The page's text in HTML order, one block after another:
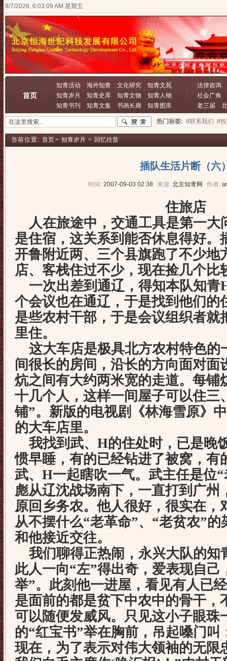
8/7/2026, 6:03:10 AM 星期五
首页
知青活动 海外知青 文化研究
知青文苑
知青岁月
知青史库 知青文物
知青人物
知青书刊
知青文集 书画长廊 知青图库
法律咨询
社会广角
老三届
热门标签: #联系我们 #
当前位置: 首页> 知青岁月 > 回忆往昔
插队生活片断（六
时间: 2007-09-03 02:38 来源: 北京知青网 作者:
住旅店
人在旅途中，交通工具是第一大
是住宿，这关系到能否休息得好。
开鲁附近两、三个县旗跑了不少地
店、客栈住过不少，现在捡几个比
一次出差到通辽，得知本队知青
个会议也在通辽，于是找到他们的
是些农村干部，于是会议组织者就
里住。
这大车店是极具北方农村特色的
间很长的房间，沿长的方向面对面
炕之间有大约两米宽的走道。每铺
十几个人，这样一间屋子可以住三
铺”。新版的电视剧《林海雪原》
的大车店里。
我找到武、H的住处时，已是晚
惯早睡，有的已经钻进了被窝，有
武、H一起瞎吹一气。武主任是位
彪从辽沈战场南下，一直打到广州
原回乡务农。他人很好，很实在，
从不摆什么“老革命”、“老贫农”
和他接近交往。
我们聊得正热闹，永兴大队的知
此人一向“左”得出奇，爱表现自己
举”。此刻他一进屋，看见有人已
是面前的都是贫下中农中的骨干，
可以随便发威风。只见这小子眼珠
的“红宝书”举在胸前，吊起嗓门叫
现在，为了表示对伟大领袖的无限